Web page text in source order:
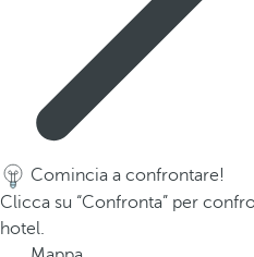
Comincia a confrontare!
Clicca su “Confronta” per
hotel.